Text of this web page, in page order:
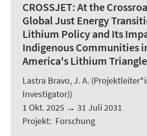
CROSSJET:At the
Global Just Energy
Lithium Policy and Its
Indigenous Communities
America's Lithium Triangle
Lastra Bravo, J. A.
Investigator))
1 Okt. 2025 → 31 Juli 2031
Projekt: Forschung